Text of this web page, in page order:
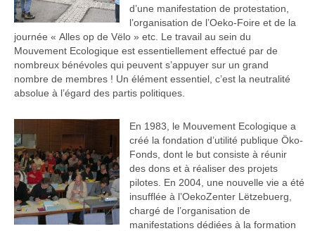
d’une manifestation de protestation,
l’organisation de l’Oeko-Foire et de la
journée « Alles op de Vëlo » etc. Le travail au sein du
Mouvement Ecologique est essentiellement effectué par de
nombreux bénévoles qui peuvent s’appuyer sur un grand
nombre de membres ! Un élément essentiel, c’est la neutralité
absolue à l’égard des partis politiques.
En 1983, le Mouvement Ecologique a
créé la fondation d’utilité publique Öko-
Fonds, dont le but consiste à réunir
des dons et à réaliser des projets
pilotes. En 2004, une nouvelle vie a été
insufflée à l’OekoZenter Lëtzebuerg,
chargé de l’organisation de
manifestations dédiées à la formation